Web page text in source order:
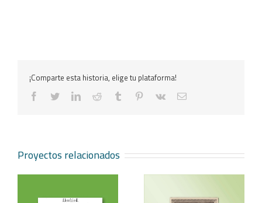
¡Comparte esta historia, elige tu plataforma!
facebooktwitterlinkedinreddit tumblr pinterest
vk
Correo
Proyectos relacionados